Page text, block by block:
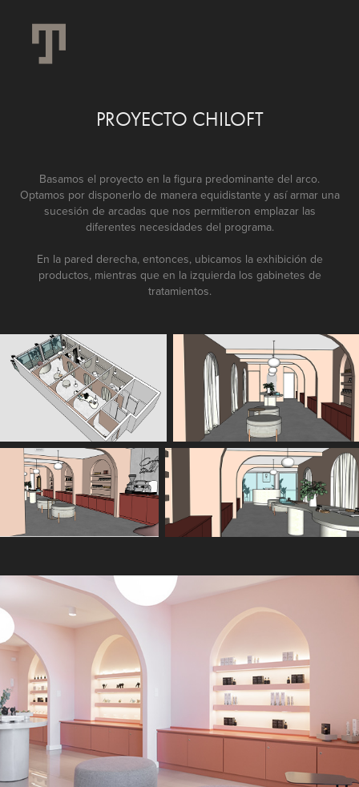
PROYECTO CHILOFT
Basamos el proyecto en la figura predominante del arco.
Optamos por disponerlo de manera equidistante y así armar una
sucesión de arcadas que nos permitieron emplazar las
diferentes necesidades del programa.
En la pared derecha, entonces, ubicamos la exhibición de
productos, mientras que en la izquierda los gabinetes de
tratamientos.